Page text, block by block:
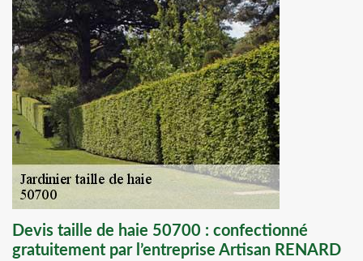
Devis taille de haie 50700 : confectionné
gratuitement par l’entreprise Artisan RENARD